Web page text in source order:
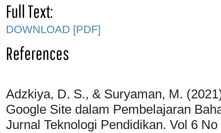
Full Text:
DOWNLOAD [PDF]
References
Adzkiya, D. S., & Suryaman, M.
Google Site dalam Pembelajaran
Jurnal Teknologi Pendidikan. Vol 6